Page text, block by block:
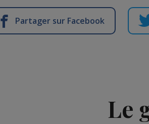
Partager sur Facebook
Le